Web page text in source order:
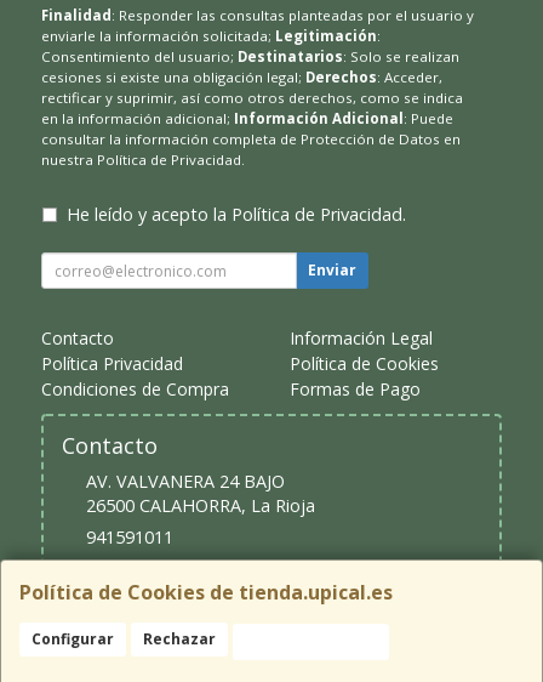
Política de Cookies de tienda.upical.es
Configurar Rechazar
Finalidad : Responder las consultas planteadas por el usuario y
enviarle la información solicitada; Legitimación:
Consentimiento del usuario; Destinatarios: Solo se realizan
cesiones si existe una obligación legal; Derechos: Acceder,
rectificar y suprimir, así como otros derechos, como se indica
en la información adicional; Información Adicional : Puede
consultar la información completa de Protección de Datos en
nuestra Política de Privacidad.
He leído y acepto la Política de Privacidad.
Enviar
Contacto
Información Legal
Política Privacidad
Política de Cookies
Condiciones de Compra
Formas de Pago
Contacto
AV. VALVANERA 24 BAJO
26500 CALAHORRA, La Rioja
941591011
upical@upical.es
Horario